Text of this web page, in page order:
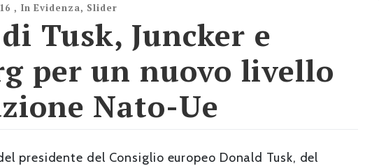
, In Evidenza, Slider
Tusk, Juncker e
per un nuovo livello
Nato-Ue
presidente del Consiglio europeo Donald Tusk, del